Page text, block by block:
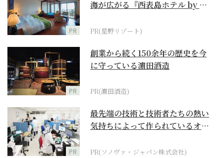
PR
海が広がる『西表島ホテル by 星
PR(星野リゾート)
PR
創業から続く150余年の歴史を今
に守っている濵田酒造
PR(濵田酒造)
PR
最先端の技術と技術者たちの熱い
気持ちによって作られているオー
PR(ソノヴァ・ジャパン株式会社)